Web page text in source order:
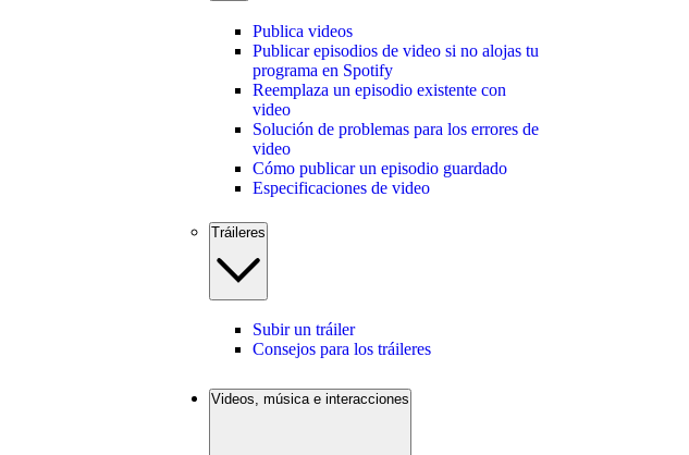
Publica videos
Publicar episodios de video si no alojas tu
programa en Spotify
Reemplaza un episodio existente con
video
Solución de problemas para los errores de
video
Cómo publicar un episodio guardado
Especificaciones de video
Tráileres
Subir un tráiler
Consejos para los tráileres
Videos, música e interacciones